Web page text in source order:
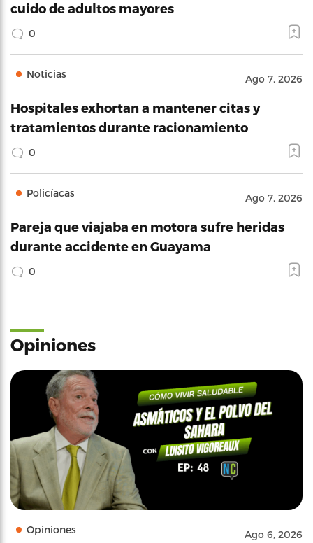
cuido de adultos mayores
0
Noticias Ago 7, 2026
Hospitales exhortan a mantener citas y
tratamientos durante racionamiento
0
Policíacas Ago 7, 2026
Pareja que viajaba en motora sufre heridas
durante accidente en Guayama
0
Opiniones
Opiniones Ago 6, 2026